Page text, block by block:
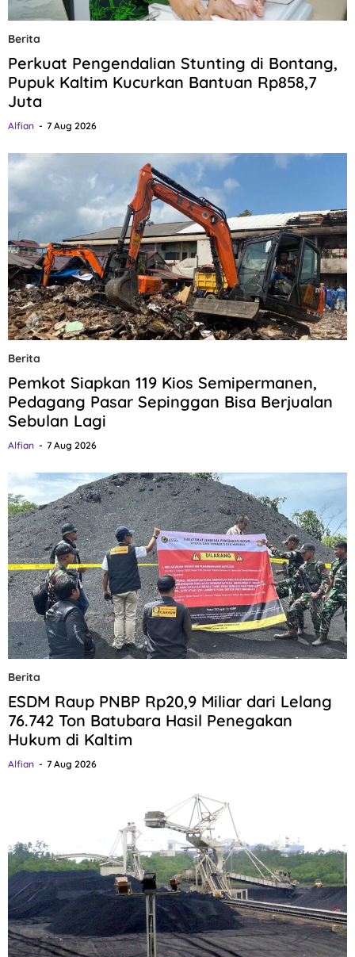
Berita
Perkuat Pengendalian Stunting di Bontang,
Pupuk Kaltim Kucurkan Bantuan Rp858,7
Juta
Alfian 7 Aug 2026
Berita
Pemkot Siapkan 119 Kios Semipermanen,
Pedagang Pasar Sepinggan Bisa Berjualan
Sebulan Lagi
Alfian 7 Aug 2026
Berita
ESDM Raup PNBP Rp20,9 Miliar dari Lelang
76.742 Ton Batubara Hasil Penegakan
Hukum di Kaltim
Alfian 7 Aug 2026